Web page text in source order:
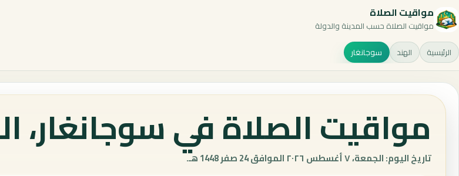
مواقيت الصلاة
مواقيت الصلاة حسب المدينة والدولة
الرئيسية الهند سوجانغار
مواقيت الصلاة في سوجانغار،
تاريخ اليوم: الجمعة، ٧ أغسطس ٢٠٢٦ الموافق 24 صفر 1448 هـ.